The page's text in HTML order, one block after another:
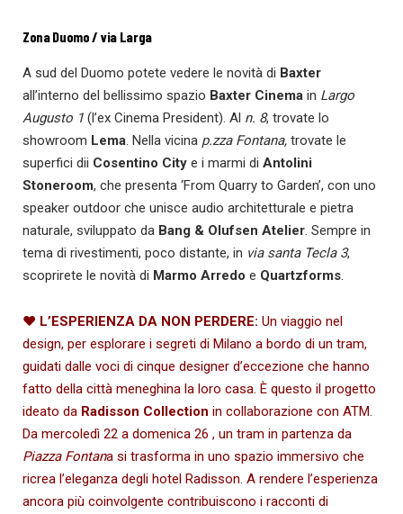
Zona Duomo / via Larga
A sud del Duomo potete vedere le novità di Baxter
all’interno del bellissimo spazio Baxter Cinema in Largo
Augusto 1 (l’ex Cinema President). Al n. 8, trovate lo
showroom Lema. Nella vicina p.zza Fontana, trovate le
superfici dii Cosentino City e i marmi di Antolini
Stoneroom, che presenta ‘From Quarry to Garden’, con uno
speaker outdoor che unisce audio architetturale e pietra
naturale, sviluppato da Bang & Olufsen Atelier. Sempre in
tema di rivestimenti, poco distante, in via santa Tecla 3,
scoprirete le novità di Marmo Arredo e Quartzforms.
♥ L’ESPERIENZA DA NON PERDERE: Un viaggio nel
design, per esplorare i segreti di Milano a bordo di un tram,
guidati dalle voci di cinque designer d’eccezione che hanno
fatto della città meneghina la loro casa. È questo il progetto
ideato da Radisson Collection in collaborazione con ATM.
Da mercoledì 22 a domenica 26 , un tram in partenza da
Piazza Fontana si trasforma in uno spazio immersivo che
ricrea l’eleganza degli hotel Radisson. A rendere l’esperienza
ancora più coinvolgente contribuiscono i racconti di